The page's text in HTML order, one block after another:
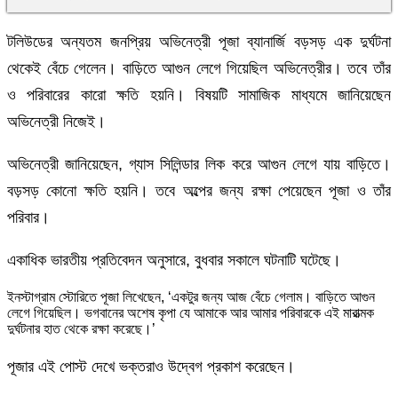
টলিউডের অন্যতম জনপ্রিয় অভিনেত্রী পূজা ব্যানার্জি বড়সড় এক দুর্ঘটনা
থেকেই বেঁচে গেলেন। বাড়িতে আগুন লেগে গিয়েছিল অভিনেত্রীর। তবে তাঁর
ও পরিবারের কারো ক্ষতি হয়নি। বিষয়টি সামাজিক মাধ্যমে জানিয়েছেন
অভিনেত্রী নিজেই।
অভিনেত্রী জানিয়েছেন, গ্যাস সিলিন্ডার লিক করে আগুন লেগে যায় বাড়িতে।
বড়সড় কোনো ক্ষতি হয়নি। তবে অল্পের জন্য রক্ষা পেয়েছেন পূজা ও তাঁর
পরিবার।
একাধিক ভারতীয় প্রতিবেদন অনুসারে, বুধবার সকালে ঘটনাটি ঘটেছে।
ইনস্টাগ্রাম স্টোরিতে পূজা লিখেছেন, ‘একটুর জন্য আজ বেঁচে গেলাম। বাড়িতে আগুন
লেগে গিয়েছিল। ভগবানের অশেষ কৃপা যে আমাকে আর আমার পরিবারকে এই মারাত্মক
দুর্ঘটনার হাত থেকে রক্ষা করেছে।’
পূজার এই পোস্ট দেখে ভক্তরাও উদ্বেগ প্রকাশ করেছেন।